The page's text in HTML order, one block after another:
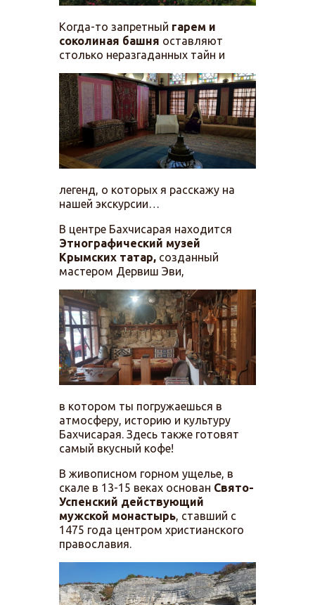
Когда-то запретный гарем и
соколиная башня оставляют
столько неразгаданных тайн и
легенд, о которых я расскажу на
нашей экскурсии…
В центре Бахчисарая находится
Этнографический музей
Крымских татар, созданный
мастером Дервиш Эви,
в котором ты погружаешься в
атмосферу, историю и культуру
Бахчисарая. Здесь также готовят
самый вкусный кофе!
В живописном горном ущелье, в
скале в 13-15 веках основан Свято-
Успенский действующий
мужской монастырь, ставший с
1475 года центром христианского
православия.